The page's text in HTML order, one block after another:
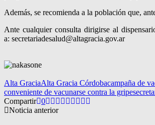
Además, se recomienda a la población que,
Ante cualquier consulta dirigirse al
a: secretariadesalud@altagracia.gov.ar
Alta GraciaAlta Gracia Córdobacampaña de
conveniente de vacunarse contra la gripe
Compartir 0
Noticia anterior